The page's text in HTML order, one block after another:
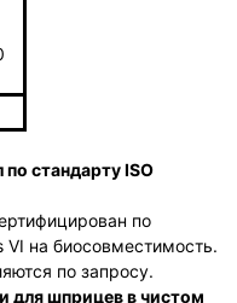
стандарту ISO
по
VI на биосовместимость.
по запросу.
для шприцев в чистом